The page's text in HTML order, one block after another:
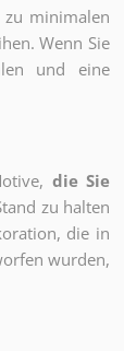
minimalen
Wenn Sie
und eine
die Sie
zu halten
die in
wurden,